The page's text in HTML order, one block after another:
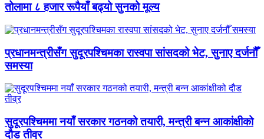
तोलामा ८ हजार रूपैयाँ बढ्यो सुनको मूल्य
प्रधानमन्त्रीसँग सुदूरपश्चिमका रास्वपा सांसदको भेट, सुनाए दर्जनौँ
समस्या
सुदूरपश्चिममा नयाँ सरकार गठनको तयारी, मन्त्री बन्न आकांक्षीको
दौड तीव्र